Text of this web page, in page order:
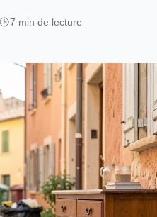
7 min de lecture